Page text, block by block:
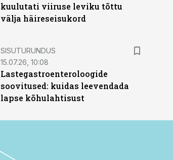
kuulutati viiruse leviku tõttu
välja häireseisukord
ST
SISUTURUNDUS
15.07.26, 10:08
Lastegastroenteroloogide
soovitused: kuidas leevendada
lapse kõhulahtisust